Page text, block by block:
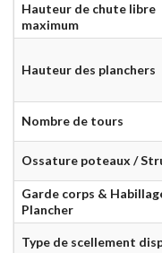
Hauteur de chute libre
maximum
Hauteur des planchers
Nombre de tours
Ossature poteaux /
Garde corps &
Plancher
Type de scellement